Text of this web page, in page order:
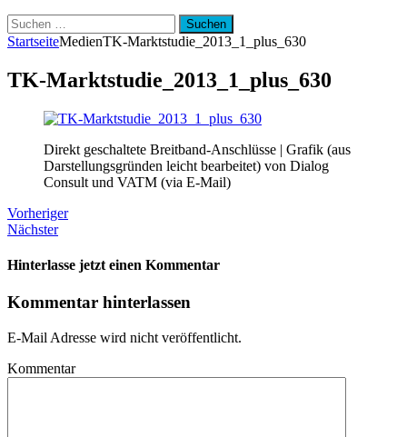
Suchen
nach:
StartseiteMedienTK-Marktstudie_2013_1_plus_630
TK-Marktstudie_2013_1_plus_630
Direkt geschaltete Breitband-Anschlüsse | Grafik (aus
Darstellungsgründen leicht bearbeitet) von Dialog
Consult und VATM (via E-Mail)
Vorheriger
Nächster
Hinterlasse jetzt einen Kommentar
Kommentar hinterlassen
E-Mail Adresse wird nicht veröffentlicht.
Kommentar